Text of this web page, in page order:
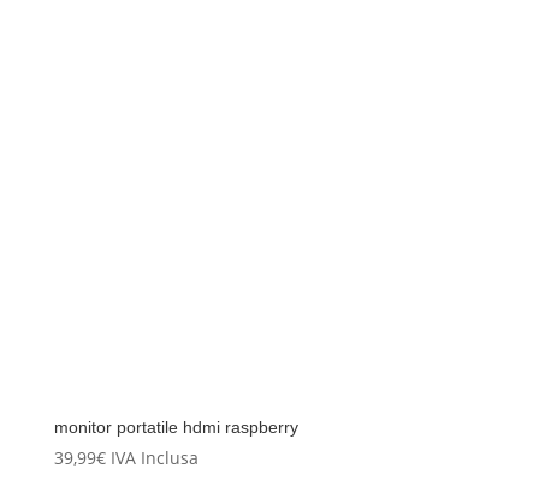
monitor portatile hdmi raspberry
39,99€ IVA Inclusa